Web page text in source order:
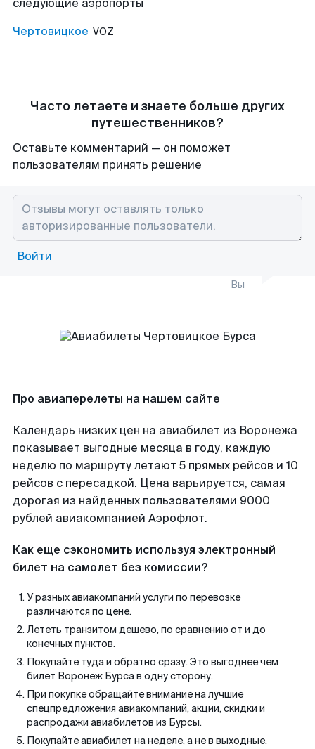
следующие аэропорты
Чертовицкое VOZ
Часто летаете и знаете больше других
путешественников?
Оставьте комментарий — он поможет
пользователям принять решение
Войти
Вы
Про авиаперелеты на нашем сайте
Календарь низких цен на авиабилет из Воронежа
показывает выгодные месяца в году, каждую
неделю по маршруту летают 5 прямых рейсов и 10
рейсов с пересадкой. Цена варьируется, самая
дорогая из найденных пользователями 9000
рублей авиакомпанией Аэрофлот.
Как еще сэкономить используя электронный
билет на самолет без комиссии?
У разных авиакомпаний услуги по перевозке
различаются по цене.
Лететь транзитом дешево, по сравнению от и до
конечных пунктов.
Покупайте туда и обратно сразу. Это выгоднее чем
билет Воронеж Бурса в одну сторону.
При покупке обращайте внимание на лучшие
спецпредложения авиакомпаний, акции, скидки и
распродажи авиабилетов из Бурсы.
Покупайте авиабилет на неделе, а не в выходные.